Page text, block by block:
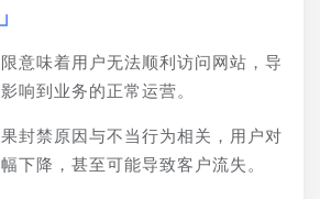
意味着用户无法顺利访问网站，导
响到业务的正常运营。
封禁原因与不当行为相关，用户对
下降，甚至可能导致客户流失。